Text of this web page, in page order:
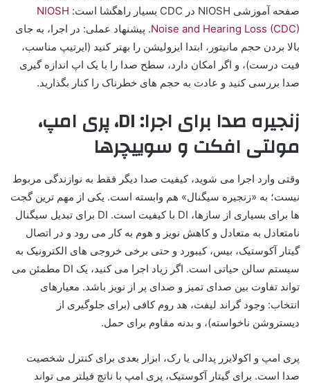
صفحه آموزشی NIOSH در CDC بسیار راهگشا است:
NIOSH
Noise and Hearing Loss (CDC). پیشنهاد عملی: در اجرا، به جای
بالا بردن حجم مانیتور، ابتدا ایزولیشن را بهتر کنید (ایرتیپ مناسب،
فیت درست)، و اگر امکان دارد، سطح صدا را با یک اپ اندازه گیری
صدا بررسی کنید و عادت به حجم های خطرناک را کنار بگذارید.
زنجیره صدا برای اجرا: DI، پری امپ،
مولتی افکت و سوییچرها
وقتی وارد اجرا می شوید، کیفیت صدا دیگر فقط به نوازندگی مربوط
نیست؛ به «زنجیره سیگنال» هم وابسته است. یکی از مهم ترین گجت
ها برای بسیاری از سازها، DI با کیفیت است. DI برای تبدیل سیگنال
نامتعادل به متعادل و کاهش نویز و هوم به کار می رود و در اتصال
گیتار آکوستیک، بیس، کیبورد و حتی برخی خروجی های الکترونیک به
سیستم سالن حیاتی است. اگر زیاد اجرا می کنید، یک DI مطمئن می
تواند تفاوت بین صدای تمیز و صدای پر از نویز باشد. معیارهای
انتخاب: وجود گراند لیفت، هد روم کافی (برای جلوگیری از
دیستروشن ناخواسته)، و بدنه مقاوم برای حمل.
پری امپ و اکولایزر پدالی یا رک، ابزار بعدی برای کنترل شخصیت
صدا است. برای گیتار آکوستیک، پری امپ با ناتچ فیلتر می تواند